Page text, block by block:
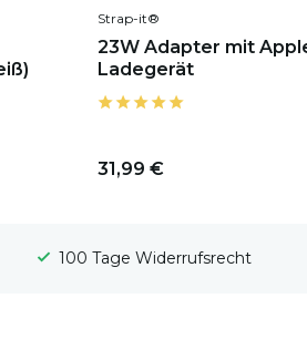
Strap-it®
23W Adapter mit
Ladegerät
31,99 €
Gratis Versand